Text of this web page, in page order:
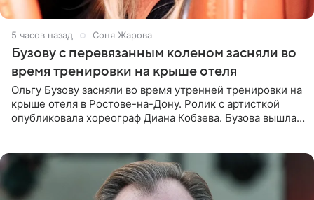
5 часов назад Соня Жарова
Бузову с перевязанным коленом засняли во
время тренировки на крыше отеля
Ольгу Бузову засняли во время утренней тренировки на
крыше отеля в Ростове-на-Дону. Ролик с артисткой
опубликовала хореограф Диана Кобзева. Бузова вышла